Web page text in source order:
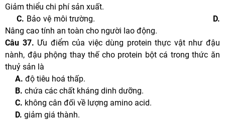
Giảm thiểu chi phí sản xuất.
C. Bảo vệ môi trường.
D.
Nâng cao tính an toàn cho người lao động.
Câu 37. Ưu điểm của việc dùng protein thực vật như đậu
nành, đậu phộng thay thế cho protein bột cá trong thức ăn
thuỷ sản là
A. độ tiêu hoá thấp.
B. chứa các chất kháng dinh dưỡng.
C. không cân đối về lượng amino acid.
D. giảm giá thành.